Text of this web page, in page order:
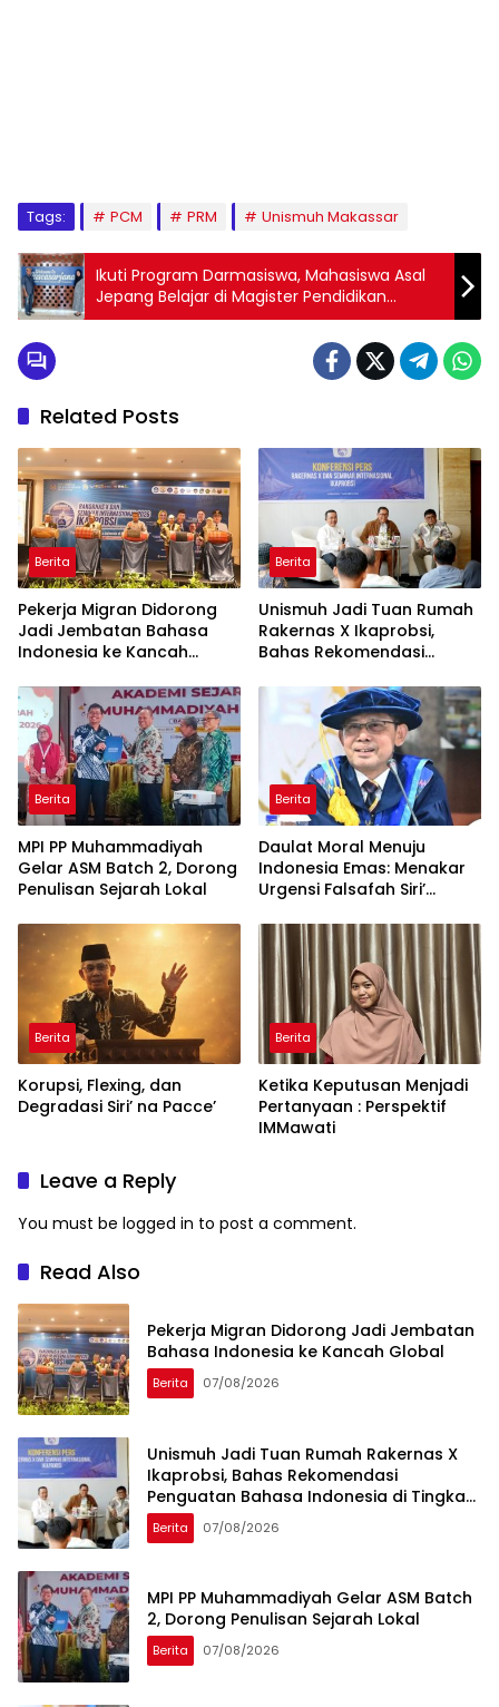
Tags: PCM PRM Unismuh Makassar
Ikuti Program Darmasiswa, Mahasiswa Asal
Jepang Belajar di Magister Pendidikan
Sosiologi Unismuh
Related Posts
Berita
Pekerja Migran Didorong
Jadi Jembatan Bahasa
Indonesia ke Kancah
Berita
Unismuh Jadi Tuan Rumah
Rakernas X Ikaprobsi,
Bahas Rekomendasi
Indonesia di Tingkat
Global
Berita
MPI PP Muhammadiyah
Gelar ASM Batch 2, Dorong
Penulisan Sejarah Lokal
Berita
Daulat Moral Menuju
Indonesia Emas: Menakar
Urgensi Falsafah Siri’
Ancaman Kleptokrasi
Berita
Korupsi, Flexing, dan
Degradasi Siri’ na Pacce’
Berita
Ketika Keputusan Menjadi
Pertanyaan : Perspektif
IMMawati
Leave a Reply
You must be logged in to post a comment.
Read Also
Pekerja Migran Didorong Jadi Jembatan
Bahasa Indonesia ke Kancah Global
Berita 07/08/2026
Unismuh Jadi Tuan Rumah Rakernas X
Ikaprobsi, Bahas Rekomendasi
Penguatan Bahasa Indonesia di Tingkat
Global
Berita 07/08/2026
MPI PP Muhammadiyah Gelar ASM Batch
2, Dorong Penulisan Sejarah Lokal
Berita 07/08/2026